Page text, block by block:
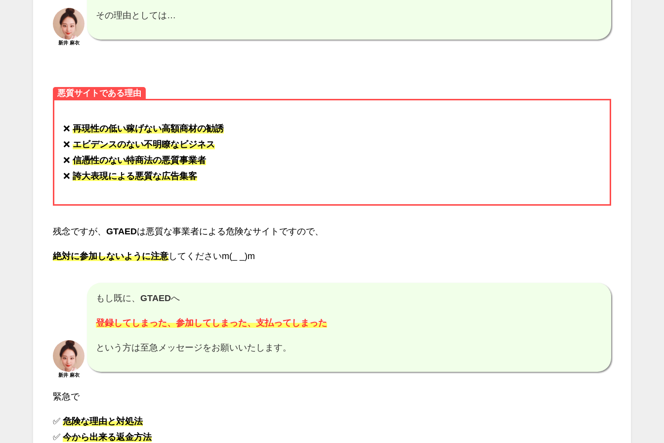
新井 麻衣
その理由としては…
悪質サイトである理由
❌再現性の低い稼げない高額商材の勧誘
❌エビデンスのない不明瞭なビジネス
❌信憑性のない特商法の悪質事業者
❌誇大表現による悪質な広告集客
残念ですが、GTAEDは悪質な事業者による危険なサイトですので、
絶対に参加しないように注意 してくださいm(_ _)m
新井 麻衣
もし既に、GTAEDへ
登録してしまった、参加してしまった、支払ってしまった
という方は至急メッセージをお願いいたします。
緊急で
✅危険な理由と対処法
✅今から出来る返金方法